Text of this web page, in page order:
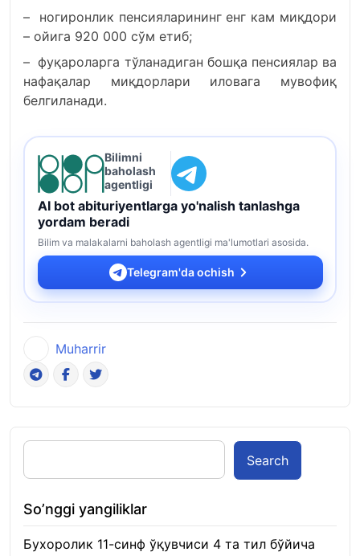
– ногиронлик пенсияларининг енг кам миқдори
– ойига 920 000 сўм етиб;
– фуқароларга тўланадиган бошқа пенсиялар ва
нафақалар миқдорлари иловага мувофиқ
белгиланади.
Bilimni
baholash
agentligi
AI bot abituriyentlarga yo'nalish tanlashga
yordam beradi
Bilim va malakalarni baholash agentligi ma'lumotlari asosida.
Telegram'da ochish
Muharrir
Search
So’nggi yangiliklar
Бухоролик 11-синф ўқувчиси 4 та тил бўйича